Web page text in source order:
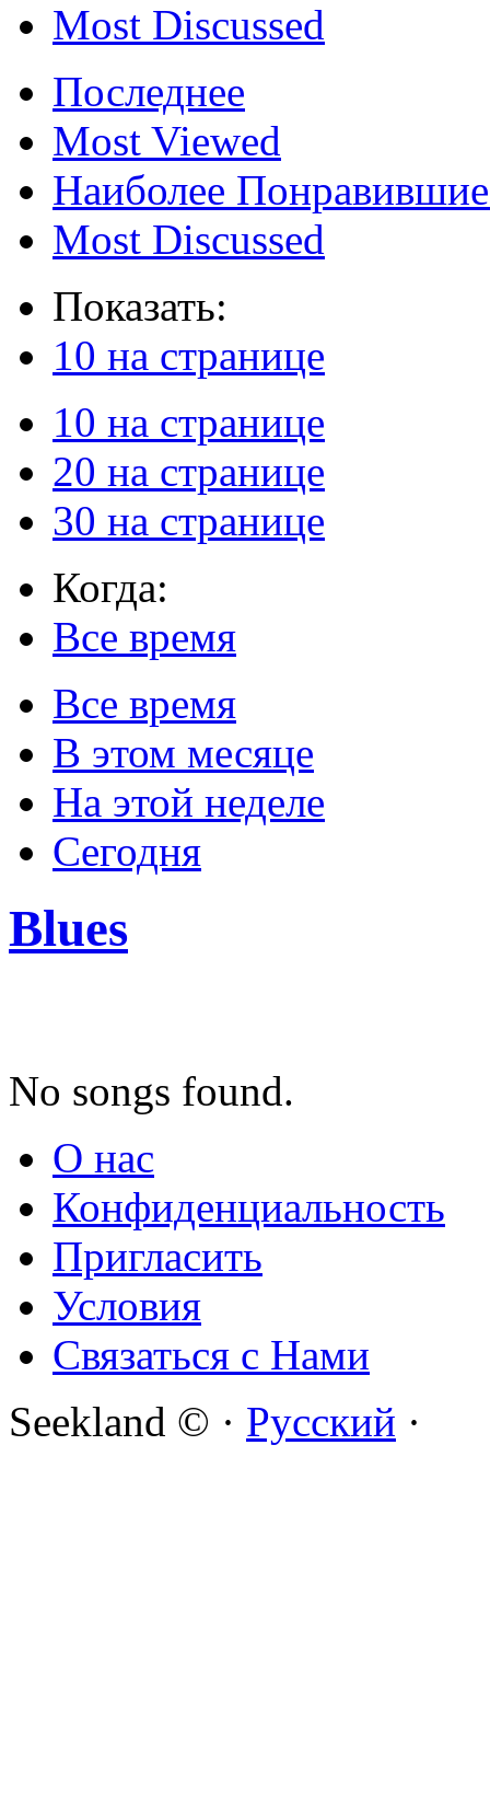
Most Discussed
Последнее
Most Viewed
Наиболее
Most Discussed
Показать:
10 на странице
10 на странице
20 на странице
30 на странице
Когда:
Все время
Все время
В этом месяце
На этой неделе
Сегодня
Blues
No songs found.
О нас
Конфиденциальность
Пригласить
Условия
Связаться с Нами
Seekland © · Русский ·